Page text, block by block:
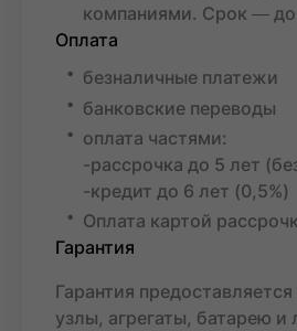
компаниями. Срок ― до
Оплата
безналичные платежи
банковские переводы
оплата частями:
-рассрочка до 5 лет
-кредит до 6 лет (0,5%)
Оплата картой
Гарантия
Гарантия
узлы, агрегаты, батарею и